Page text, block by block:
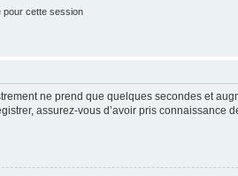
pour cette session
ne prend que quelques secondes et
assurez-vous d’avoir pris